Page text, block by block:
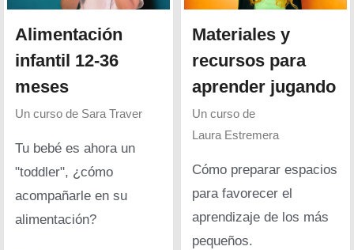
Alimentación
infantil 12-36
meses
Un curso de Sara Traver
Tu bebé es ahora un
"toddler", ¿cómo
acompañarle en su
alimentación?
Materiales y
recursos para
aprender jugando
Un curso de
Laura Estremera
Cómo preparar espacios
para favorecer el
aprendizaje de los más
pequeños.